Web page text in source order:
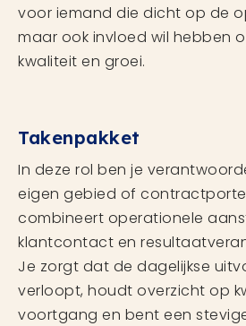
voor iemand die dicht op de
maar ook invloed wil hebben
kwaliteit en groei.
Takenpakket
In deze rol ben je
eigen gebied of
combineert operationele
klantcontact en
Je zorgt dat de dagelijkse
verloopt, houdt overzicht op
voortgang en bent een